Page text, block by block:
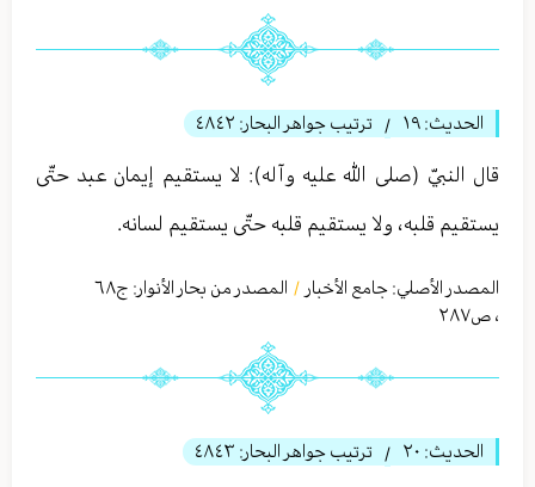
الحديث: ١٩ / ترتيب جواهر البحار: ٤٨٤٢
قال النبيّ (صلى الله عليه وآله): لا يستقيم إيمان عبد حتّى
يستقيم قلبه، ولا يستقيم قلبه حتّى يستقيم لسانه.
المصدر الأصلي: جامع الأخبار / المصدر من بحار الأنوار: ج٦٨
، ص٢٨٧
الحديث: ٢۰ / ترتيب جواهر البحار: ٤٨٤٣